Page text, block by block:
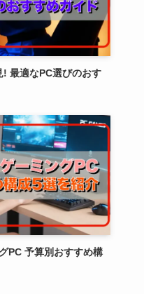
最適なPC選びのおす
PC 予算別おすすめ構